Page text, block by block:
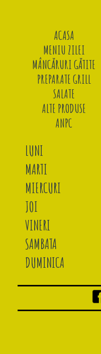
ACASA
MENIU ZILEI
MÂNCĂRURI GĂTITE
PREPARATE GRILL
SALATE
ALTE PRODUSE
ANPC
LUNI
MARTI
MIERCURI
JOI
VINERI
SAMBATA
DUMINICA